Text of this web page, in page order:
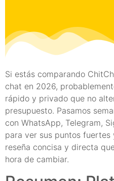
Si estás comparando
chat en 2026,
rápido y privado que no
presupuesto. Pasamos
con WhatsApp, Telegram,
para ver sus puntos fuertes
reseña concisa y directa
hora de cambiar.